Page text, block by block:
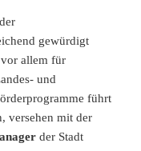
gewürdigt
allem für
und
führt
versehen mit der
der Stadt